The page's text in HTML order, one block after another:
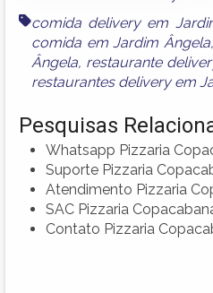
comida delivery em
comida em Jardim Ângela,
Ângela, restaurante
restaurantes delivery em
Pesquisas
Whatsapp Pizzaria
Suporte Pizzaria
Atendimento Pizzaria
SAC Pizzaria
Contato Pizzaria